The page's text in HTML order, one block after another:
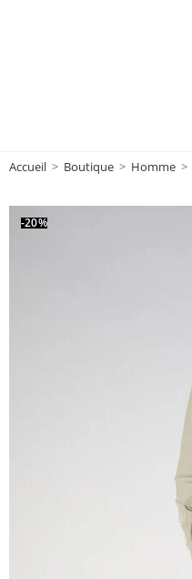
Accueil > Boutique > Homme >
-20%